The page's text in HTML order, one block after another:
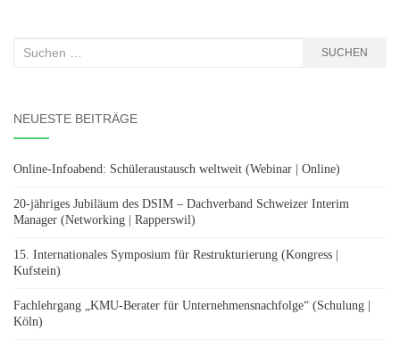
Suchen
SUCHEN
NEUESTE BEITRÄGE
Online-Infoabend: Schüleraustausch weltweit (Webinar | Online)
20-jähriges Jubiläum des DSIM – Dachverband Schweizer Interim
Manager (Networking | Rapperswil)
15. Internationales Symposium für Restrukturierung (Kongress |
Kufstein)
Fachlehrgang „KMU-Berater für Unternehmensnachfolge“ (Schulung |
Köln)